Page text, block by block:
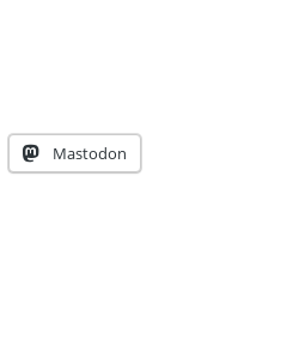
ェッショナル養成読本を立ち
Mastodon